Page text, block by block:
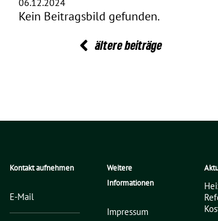
06.12.2024
Kein Beitragsbild gefunden.
ältere beiträge
Kontakt aufnehmen
E-Mail
Weitere
Informationen
Impressum